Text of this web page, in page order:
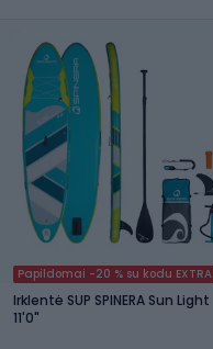
Papildomai -20 % su kodu EXTRA
Irklentė SUP SPINERA Sun Light
11'0"